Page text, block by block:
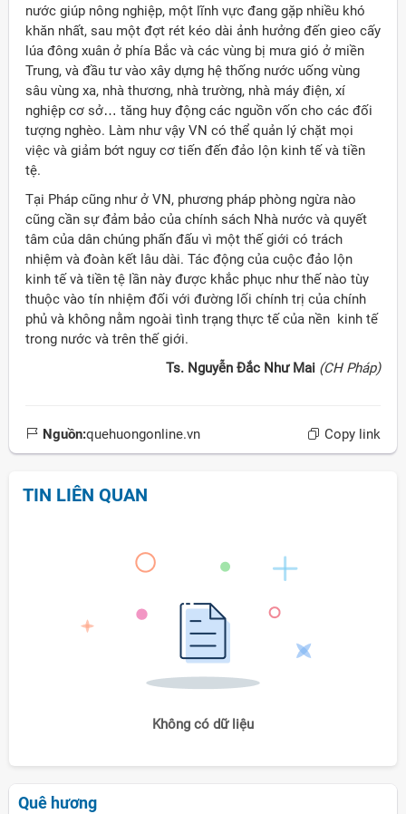
nước giúp nông nghiệp, một lĩnh vực đang gặp nhiều khó
khăn nhất, sau một đợt rét kéo dài ảnh hưởng đến gieo cấy
lúa đông xuân ở phía Bắc và các vùng bị mưa gió ở miền
Trung, và đầu tư vào xây dựng hệ thống nước uống vùng
sâu vùng xa, nhà thương, nhà trường, nhà máy điện, xí
nghiệp cơ sở… tăng huy động các nguồn vốn cho các đối
tượng nghèo. Làm như vậy VN có thể quản lý chặt mọi
việc và giảm bớt nguy cơ tiến đến đảo lộn kinh tế và tiền
tệ.
Tại Pháp cũng như ở VN, phương pháp phòng ngừa nào
cũng cần sự đảm bảo của chính sách Nhà nước và quyết
tâm của dân chúng phấn đấu vì một thế giới có trách
nhiệm và đoàn kết lâu dài. Tác động của cuộc đảo lộn
kinh tế và tiền tệ lần này được khắc phục như thế nào tùy
thuộc vào tín nhiệm đối với đường lối chính trị của chính
phủ và không nằm ngoài tình trạng thực tế của nền kinh tế
trong nước và trên thế giới.
Ts. Nguyễn Đắc Như Mai (CH Pháp)
Nguồn:quehuongonline.vn Copy link
TIN LIÊN QUAN
Không có dữ liệu
Quê hương